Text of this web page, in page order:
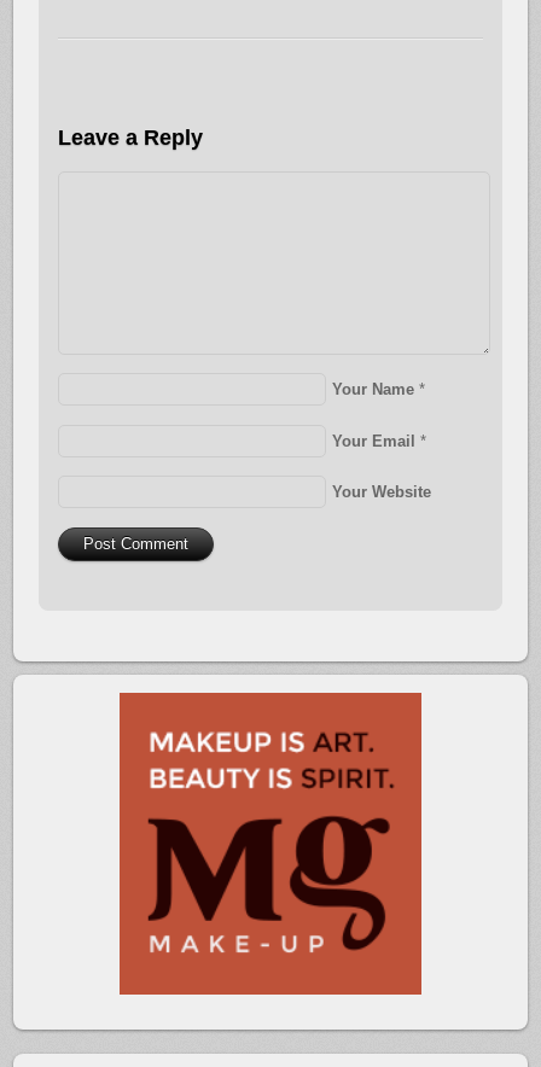
Leave a Reply
Your Name *
Your Email *
Your Website